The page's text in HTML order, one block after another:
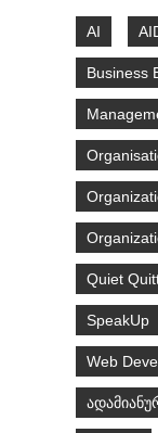
AI
Business
Quiet
SpeakUp
Web